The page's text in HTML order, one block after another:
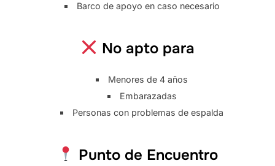
Barco de apoyo en caso necesario
No apto para
Menores de 4 años
Embarazadas
Personas con problemas de espalda
Punto de Encuentro